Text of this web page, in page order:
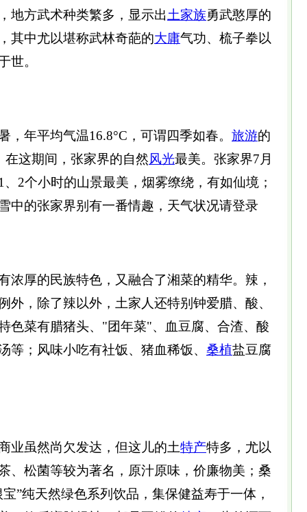
方武术种类繁多，显示出 土家族勇武憨厚的
其中尤以堪称武林奇葩的大庸气功、梳子拳以
世。
平均气温16.8°C，可谓四季如春。 旅游的
这期间，张家界的自然风光最美。张家界7月
2个小时的山景最美，烟雾缭绕，有如仙境；
中的张家界别有一番情趣，天气状况请登录
浓厚的民族特色，又融合了湘菜的精华。辣，
外，除了辣以外，土家人还特别钟爱腊、酸、
色菜有腊猪头、"团年菜"、血豆腐、合渣、酸
等；风味小吃有社饭、猪血稀饭、 桑植盐豆腐
虽然尚欠发达，但这儿的土特产特多，尤以
、松菌等较为著名，原汁原味，价廉物美；桑
”纯天然绿色系列饮品，集保健益寿于一体，